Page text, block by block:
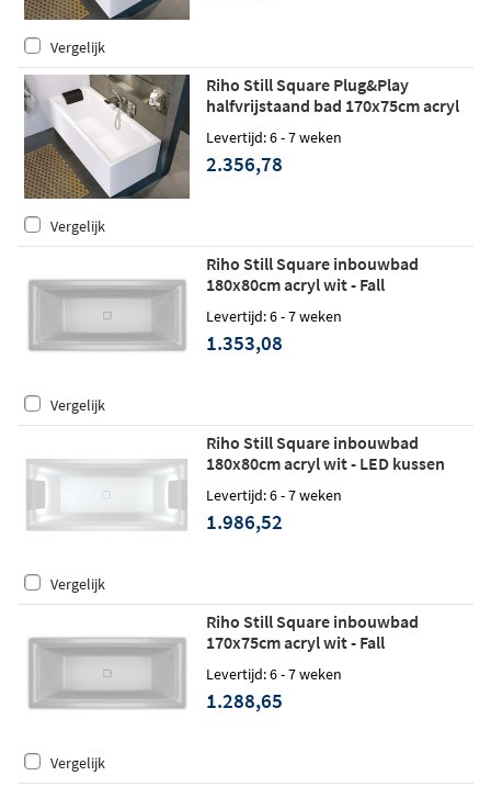
Vergelijk
Riho Still Square Plug&Play
halfvrijstaand bad 170x75cm acryl
Levertijd: 6 - 7 weken
2.356,78
Vergelijk
Riho Still Square inbouwbad
180x80cm acryl wit - Fall
Levertijd: 6 - 7 weken
1.353,08
Vergelijk
Riho Still Square inbouwbad
180x80cm acryl wit - LED kussen
Levertijd: 6 - 7 weken
1.986,52
Vergelijk
Riho Still Square inbouwbad
170x75cm acryl wit - Fall
Levertijd: 6 - 7 weken
1.288,65
Vergelijk